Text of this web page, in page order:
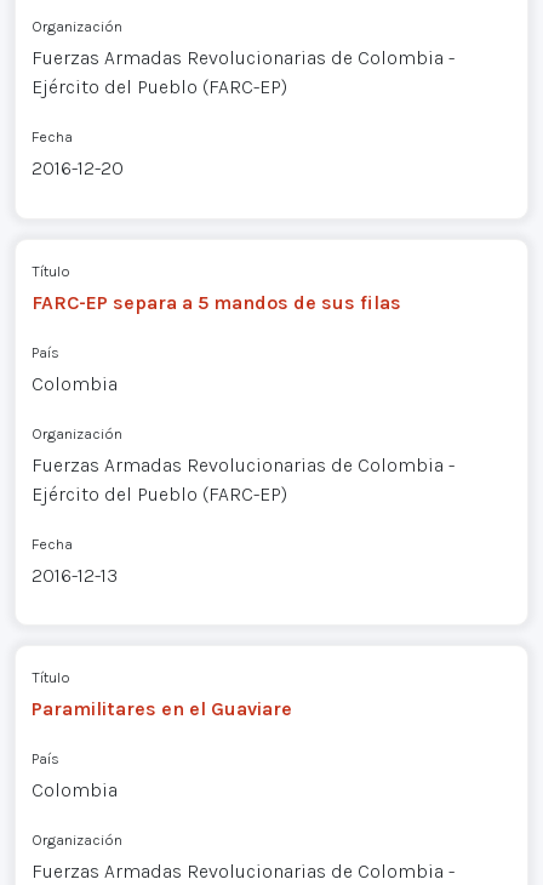
Organización
Fuerzas Armadas Revolucionarias de Colombia -
Ejército del Pueblo (FARC-EP)
Fecha
2016-12-20
Título
FARC-EP separa a 5 mandos de sus filas
País
Colombia
Organización
Fuerzas Armadas Revolucionarias de Colombia -
Ejército del Pueblo (FARC-EP)
Fecha
2016-12-13
Título
Paramilitares en el Guaviare
País
Colombia
Organización
Fuerzas Armadas Revolucionarias de Colombia -